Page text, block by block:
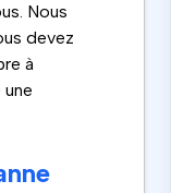
Nous
devez
à